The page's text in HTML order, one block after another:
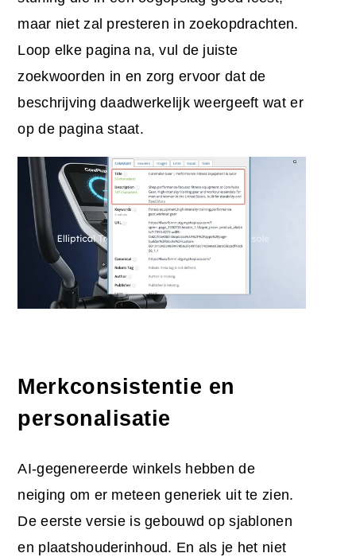
maar niet zal presteren in zoekopdrachten.
Loop elke pagina na, vul de juiste
zoekwoorden in en zorg ervoor dat de
beschrijving daadwerkelijk weergeeft wat er
op de pagina staat.
Merkconsistentie en
personalisatie
AI-gegenereerde winkels hebben de
neiging om er meteen generiek uit te zien.
De eerste versie is gebouwd op sjablonen
en plaatshouderinhoud. En als je het niet